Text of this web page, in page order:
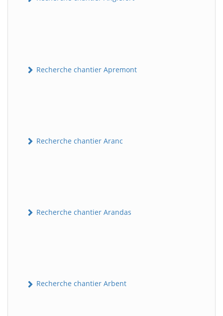
Recherche chantier Apremont
Recherche chantier Aranc
Recherche chantier Arandas
Recherche chantier Arbent